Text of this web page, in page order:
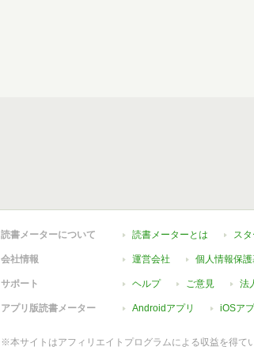
読書メーターについて 読書メーターとは ス
会社情報 運営会社 個人情報保
サポート ヘルプ ご意見 法
アプリ版読書メーター Androidアプリ iOSア
※本サイトはアフィリエイトプログラムによる収益を得て